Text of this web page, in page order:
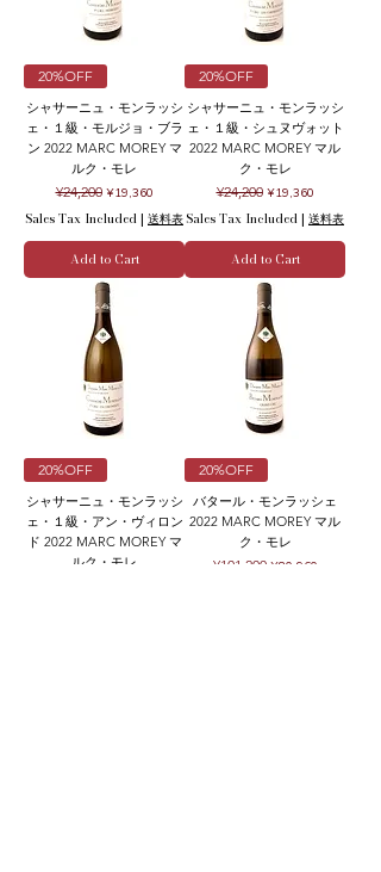
20%OFF
シャサーニュ・モンラッシ
ェ・１級・モルジョ・ブラ
ン 2022 MARC MOREY マ
ルク・モレ
Regular Price
¥24,200 Sale Price
¥19,360
Sales Tax Included | 送料表
Add to Cart
20%OFF
シャサーニュ・モンラッシ
ェ・１級・シュヌヴォット
2022 MARC MOREY マル
ク・モレ
Regular Price
¥24,200 Sale Price
¥19,360
Sales Tax Included | 送料表
Add to Cart
20%OFF
シャサーニュ・モンラッシ
ェ・１級・アン・ヴィロン
ド 2022 MARC MOREY マ
ルク・モレ
20%OFF
バタール・モンラッシェ
2022 MARC MOREY マル
ク・モレ
Regular Price
¥101,200 Sale Price
¥80,960